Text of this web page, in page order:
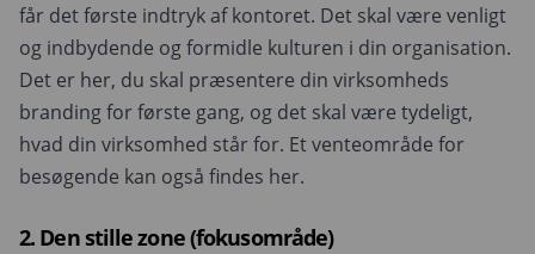
får det første indtryk af kontoret. Det skal være venligt
og indbydende og formidle kulturen i din organisation.
Det er her, du skal præsentere din virksomheds
branding for første gang, og det skal være tydeligt,
hvad din virksomhed står for. Et venteområde for
besøgende kan også findes her.
2. Den stille zone (fokusområde)